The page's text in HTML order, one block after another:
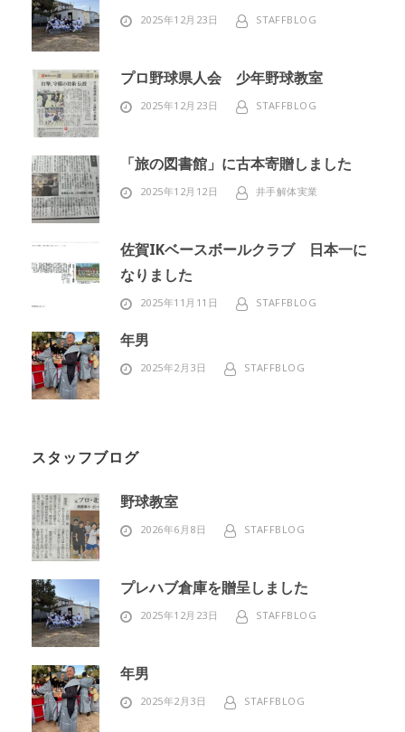
2025年12月23日 STAFFBLOG
プロ野球県人会 少年野球教室
2025年12月23日 STAFFBLOG
「旅の図書館」に古本寄贈しました
2025年12月12日 井手解体実業
佐賀IKベースボールクラブ 日本一に
なりました
2025年11月11日 STAFFBLOG
年男
2025年2月3日 STAFFBLOG
スタッフブログ
野球教室
2026年6月8日 STAFFBLOG
プレハブ倉庫を贈呈しました
2025年12月23日 STAFFBLOG
年男
2025年2月3日 STAFFBLOG